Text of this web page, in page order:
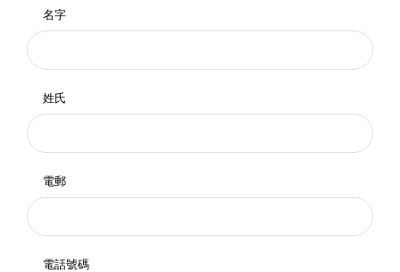
名字
姓氏
電郵
電話號碼